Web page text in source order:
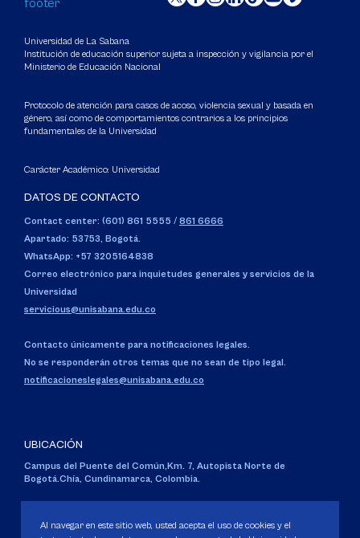
Universidad de La Sabana
Institución de educación superior sujeta a inspección y vigilancia por el
Ministerio de Educación Nacional
Protocolo de atención para casos de acoso, violencia sexual y basada en
género, así como de comportamientos contrarios a los principios
fundamentales de la Universidad
Carácter Académico: Universidad
DATOS DE CONTACTO
Contact center: (601) 861 5555 / 861 6666
Apartado: 53753, Bogotá.
WhatsApp: +57 3205164838
Correo electrónico para inquietudes generales y servicios de la
Universidad
servicious@unisabana.edu.co
Contacto únicamente para notificaciones legales.
No se responderán otros temas que no sean de tipo legal.
notificacioneslegales@unisabana.edu.co
UBICACIÓN
Campus del Puente del Común,Km. 7, Autopista Norte de
Bogotá.Chía, Cundinamarca, Colombia.
Personería Jurídica:Resolución 130 del 14 de enero de 1980.
Ministerio de Educación Nacional.
Al navegar en este sitio web, usted acepta el uso de cookies y el